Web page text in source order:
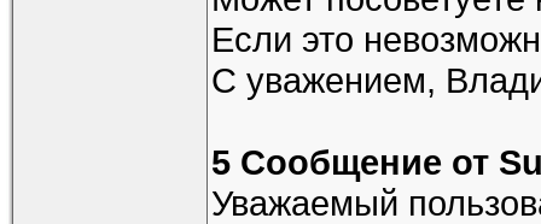
Если это
С уважением,
5 Сообщение от
Уважаемый